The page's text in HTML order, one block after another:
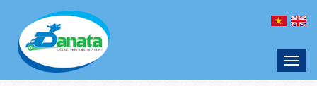
Toggle